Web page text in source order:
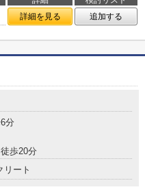
詳細を見る 追加する
分
徒歩20分
リート